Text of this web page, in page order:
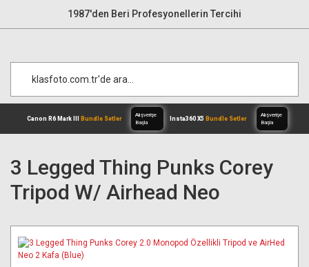
1987'den Beri Profesyonellerin Tercihi
Canon R6 Mark IIIBundle Setler
3 Legged Thing Punks Corey
Tripod W/ Airhead Neo